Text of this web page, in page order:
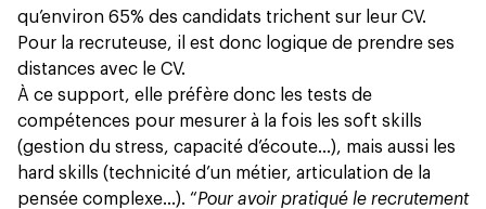
qu’environ 65% des candidats trichent sur leur CV.
Pour la recruteuse, il est donc logique de prendre ses
distances avec le CV.
À ce support, elle préfère donc les tests de
compétences pour mesurer à la fois les soft skills
(gestion du stress, capacité d’écoute…), mais aussi les
hard skills (technicité d’un métier, articulation de la
pensée complexe…). “Pour avoir pratiqué le recrutement